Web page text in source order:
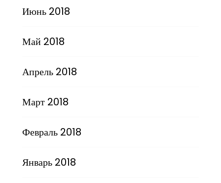
Июнь 2018
Май 2018
Апрель 2018
Март 2018
Февраль 2018
Январь 2018